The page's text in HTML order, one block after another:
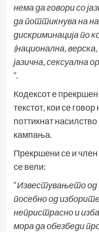
нема да говори со
да поттикнува на
дискриминација по
(национална,
јазична, сексуална
“.
Кодексот е
текстот, кои се
поттикнат
кампања.
Прекршени се и член
се вели:
“Известувањето од
посебно од
непристрасно и
мора да обезбеди